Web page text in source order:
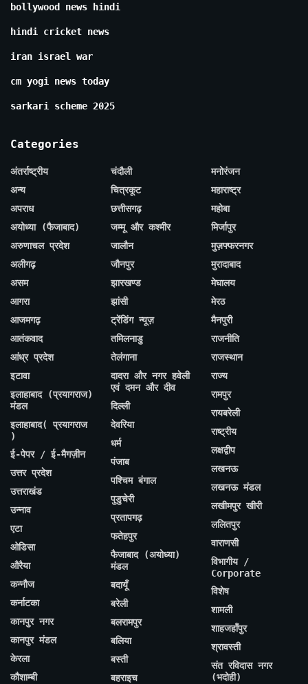
bollywood news hindi
hindi cricket news
iran israel war
cm yogi news today
sarkari scheme 2025
Categories
अंतर्राष्ट्रीय
अन्य
अपराध
अयोध्या (फैजाबाद)
अरुणाचल प्रदेश
अलीगढ़
असम
आगरा
आजमगढ़
आतंकवाद
आंध्र प्रदेश
इटावा
इलाहाबाद (प्रयागराज)
मंडल
इलाहाबाद( प्रयागराज
)
ई-पेपर / ई-मैगज़ीन
उत्तर प्रदेश
उत्तराखंड
उन्नाव
एटा
ओडिसा
औरैया
कन्नौज
कर्नाटका
कानपुर नगर
कानपुर मंडल
केरला
कौशाम्बी
चंदौली
चित्रकूट
छत्तीसगढ़
जम्मू और कश्मीर
जालौन
जौनपुर
झारखण्ड
झांसी
ट्रेंडिंग न्यूज़
तमिलनाडु
तेलंगाना
दादरा और नगर हवेली
एवं दमन और दीव
दिल्ली
देवरिया
धर्म
पंजाब
पश्चिम बंगाल
पुडुचेरी
प्रतापगढ़
फतेहपुर
फैजाबाद (अयोध्या)
मंडल
बदायूँ
बरेली
बलरामपुर
बलिया
बस्ती
बहराइच
मनोरंजन
महाराष्ट्र
महोबा
मिर्जापुर
मुज़फ्फरनगर
मुरादाबाद
मेघालय
मेरठ
मैनपुरी
राजनीति
राजस्थान
राज्य
रामपुर
रायबरेली
राष्ट्रीय
लक्षद्वीप
लखनऊ
लखनऊ मंडल
लखीमपुर खीरी
ललितपुर
वाराणसी
विभागीय /
Corporate
विशेष
शामली
शाहजहाँपुर
श्रावस्ती
संत रविदास नगर
(भदोही)